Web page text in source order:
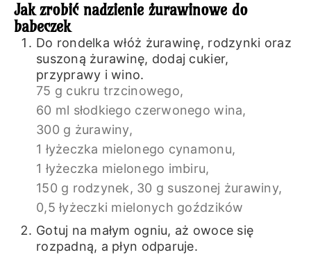
Jak zrobić nadzienie żurawinowe do
babeczek
Do rondelka włóż żurawinę, rodzynki oraz
suszoną żurawinę, dodaj cukier,
przyprawy i wino.
75 g cukru trzcinowego,
60 ml słodkiego czerwonego wina,
300 g żurawiny,
1 łyżeczka mielonego cynamonu,
1 łyżeczka mielonego imbiru,
150 g rodzynek, 30 g suszonej żurawiny,
0,5 łyżeczki mielonych goździków
Gotuj na małym ogniu, aż owoce się
rozpadną, a płyn odparuje.